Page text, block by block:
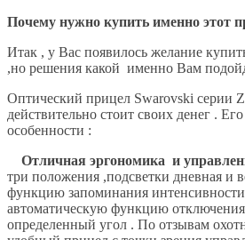
Почему нужно купить именно этот
Итак , у Вас появилось желание
,но решения какой именно Вам
Оптический прицел Swarovski серии
действительно стоит своих денег .
особенности :
Отличная эргономика и
три положения ,подсветки дневная и
функцию запоминания
автоматическую функцию
определенный угол . По отзывам